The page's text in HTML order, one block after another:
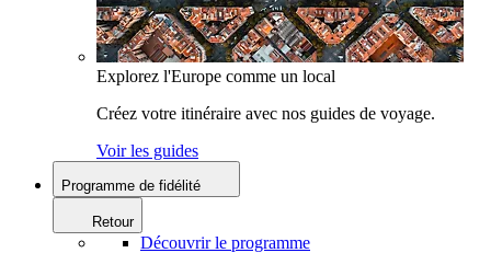
Explorez l'Europe comme un local
Créez votre itinéraire avec nos guides de voyage.
Voir les guides
Programme de fidélité
Retour
Découvrir le programme